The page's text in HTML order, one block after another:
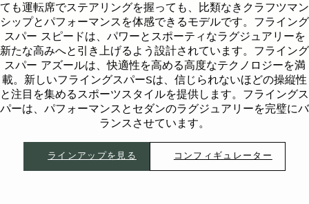
ても運転席でステアリングを握っても、比類なきクラフツマン
シップとパフォーマンスを体感できるモデルです。フライング
スパー スピードは、パワーとスポーティなラグジュアリーを
新たな高みへと引き上げるよう設計されています。フライング
スパー アズールは、快適性を高める高度なテクノロジーを満
載。新しいフライングスパーSは、信じられないほどの操縦性
と注目を集めるスポーツスタイルを提供します。フライングス
パーは、パフォーマンスとセダンのラグジュアリーを完璧にバ
ランスさせています。
ラインアップを見る コンフィギュレーター